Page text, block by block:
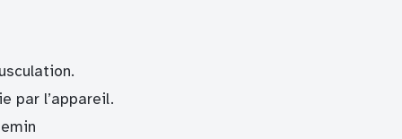
par l’appareil.